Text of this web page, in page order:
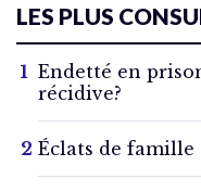
LES PLUS
Endetté en
récidive?
Éclats de famille